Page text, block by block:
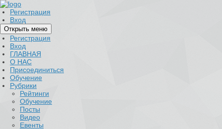
Регистрация
Вход
Открыть меню
Регистрация
Вход
ГЛАВНАЯ
О НАС
Присоединиться
Обучение
Рубрики
Рейтинги
Обучение
Посты
Видео
Евенты